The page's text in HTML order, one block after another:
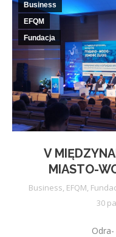
V
MIASTO-
Business, EFQM,
30
Business
EFQM
Fundacja